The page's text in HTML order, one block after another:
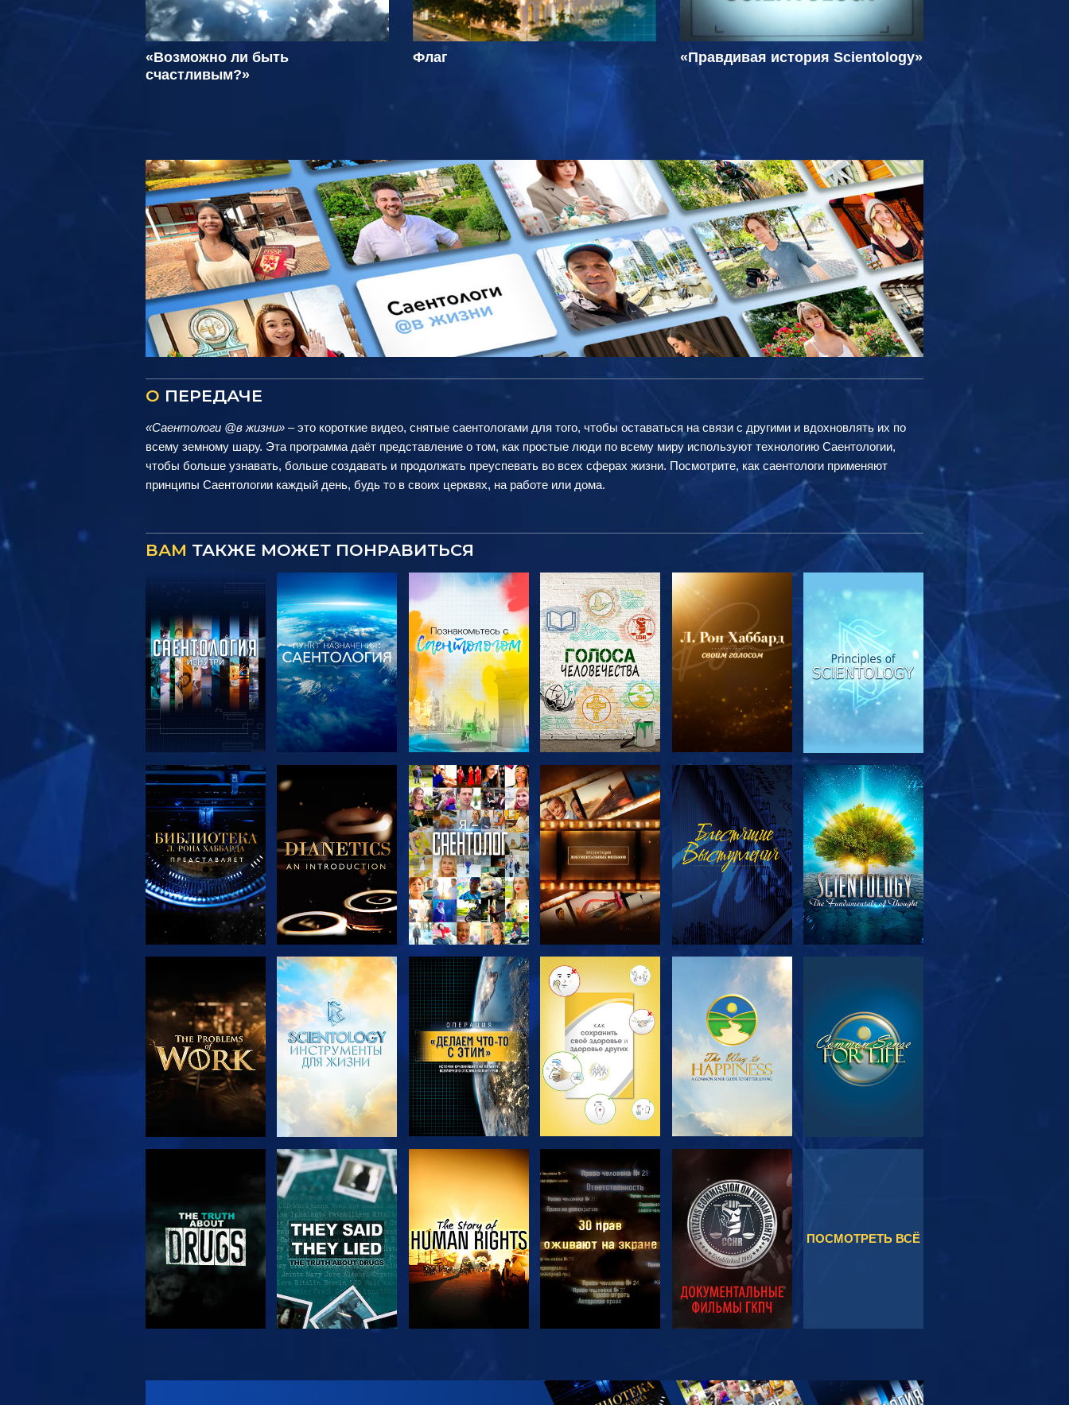
«Возможно ли быть
счастливым?»
Флаг «Правдивая история Scientology»
О ПЕРЕДАЧЕ
«Саентологи @в жизни» – это короткие видео, снятые саентологами для того, чтобы оставаться на связи с другими и вдохновлять их по
всему земному шару. Эта программа даёт представление о том, как простые люди по всему миру используют технологию Саентологии,
чтобы больше узнавать, больше создавать и продолжать преуспевать во всех сферах жизни. Посмотрите, как саентологи применяют
принципы Саентологии каждый день, будь то в своих церквях, на работе или дома.
ВАМ ТАКЖЕ МОЖЕТ ПОНРАВИТЬСЯ
СМОТРЕТЬ
ПЕРЕДАЧИ
СМОТРЕТЬ
ПЕРЕДАЧИ
СМОТРЕТЬ
ПЕРЕДАЧИ
СМОТРЕТЬ
ПЕРЕДАЧИ
СМОТРЕТЬ
ПЕРЕДАЧИ
СМОТРЕТЬ
СМОТРЕТЬ
ПЕРЕДАЧИ
СМОТРЕТЬ
СМОТРЕТЬ
ПЕРЕДАЧИ
СМОТРЕТЬ
ПЕРЕДАЧИ
СМОТРЕТЬ
ПЕРЕДАЧИ
СМОТРЕТЬ СМОТРЕТЬ СМОТРЕТЬ СМОТРЕТЬ
СМОТРЕТЬ
СМОТРЕТЬ
ПЕРЕДАЧИ
ПОСМОТРЕТЬ ВСЁ